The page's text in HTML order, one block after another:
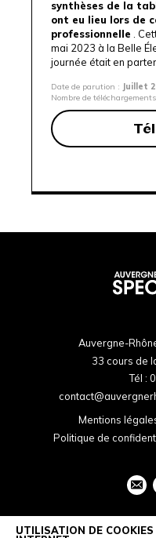
synthèses de la
ont eu lieu lors de
professionnelle .
mai 2023 à la Belle
journée était en
Date de parution : Juillet
Nombre de
Auvergne-
33 cours de
Tél :
Mentions
Politique de
UTILISATION DE